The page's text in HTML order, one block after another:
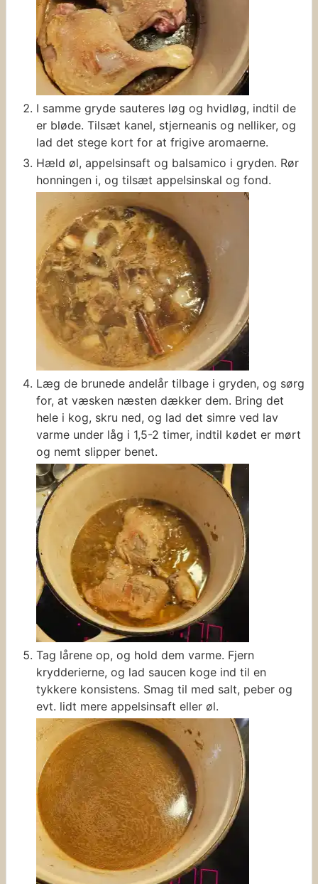
I samme gryde sauteres løg og hvidløg, indtil de
er bløde. Tilsæt kanel, stjerneanis og nelliker, og
lad det stege kort for at frigive aromaerne.
Hæld øl, appelsinsaft og balsamico i gryden. Rør
honningen i, og tilsæt appelsinskal og fond.
Læg de brunede andelår tilbage i gryden, og sørg
for, at væsken næsten dækker dem. Bring det
hele i kog, skru ned, og lad det simre ved lav
varme under låg i 1,5-2 timer, indtil kødet er mørt
og nemt slipper benet.
Tag lårene op, og hold dem varme. Fjern
krydderierne, og lad saucen koge ind til en
tykkere konsistens. Smag til med salt, peber og
evt. lidt mere appelsinsaft eller øl.